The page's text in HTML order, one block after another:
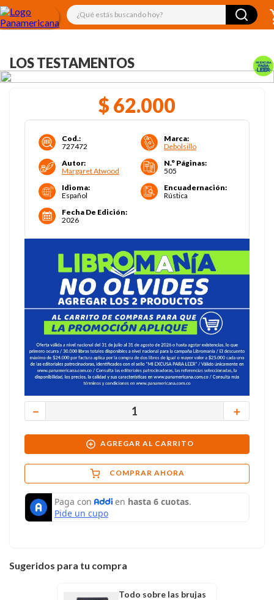
¿Qué estás buscando hoy?
LOS TESTAMENTOS
$ 62.000
Cod.:
727472
Marca:
Debolsillo
Autor:
Margaret Atwood
N.° Páginas:
505
Idioma:
Español
Encuadernación:
Rústica
Fecha De Edición:
2026
＋
－
AGREGAR AL CARRITO
COMPRAR AHORA
Sugeridos para tu compra
Todo sobre las brujas